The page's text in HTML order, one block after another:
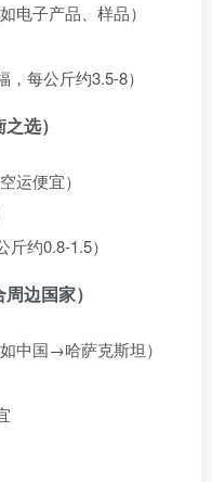
电子产品、样品）
，每公斤约3.5-8）
选）
运便宜）
斤约0.8-1.5）
边国家）
中国→哈萨克斯坦）